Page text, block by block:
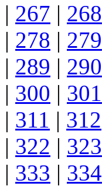
| 267 | 268
| 278 | 279
| 289 | 290
| 300 | 301
| 311 | 312
| 322 | 323
| 333 | 334